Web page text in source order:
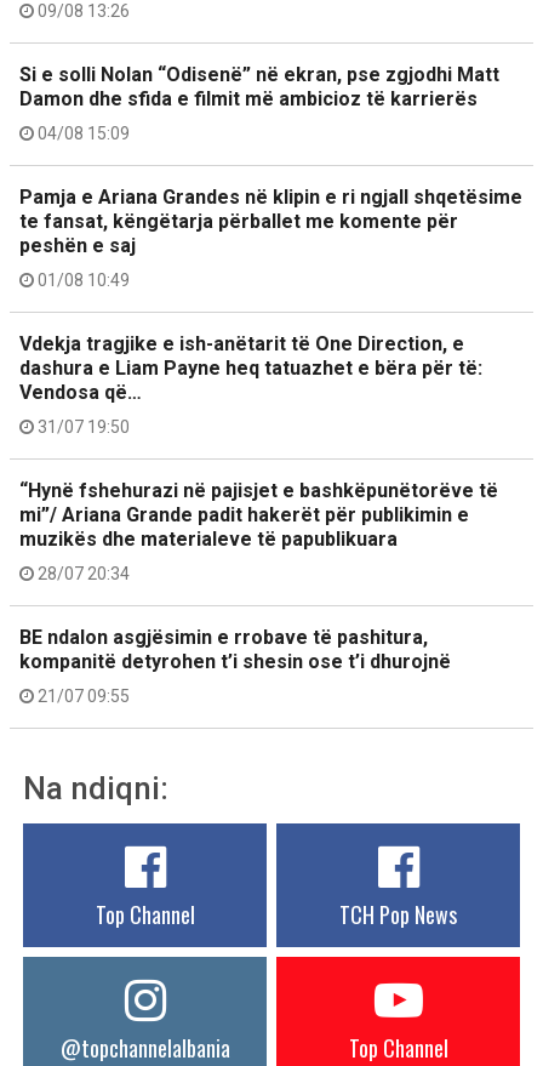
09/08 13:26
Si e solli Nolan “Odisenë” në ekran, pse zgjodhi Matt
Damon dhe sfida e filmit më ambicioz të karrierës
04/08 15:09
Pamja e Ariana Grandes në klipin e ri ngjall shqetësime
te fansat, këngëtarja përballet me komente për
peshën e saj
01/08 10:49
Vdekja tragjike e ish-anëtarit të One Direction, e
dashura e Liam Payne heq tatuazhet e bëra për të:
Vendosa që…
31/07 19:50
“Hynë fshehurazi në pajisjet e bashkëpunëtorëve të
mi”/ Ariana Grande padit hakerët për publikimin e
muzikës dhe materialeve të papublikuara
28/07 20:34
BE ndalon asgjësimin e rrobave të pashitura,
kompanitë detyrohen t’i shesin ose t’i dhurojnë
21/07 09:55
Na ndiqni:
Top Channel TCH Pop News
@topchannelalbania Top Channel